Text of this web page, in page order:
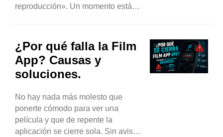
reproducción». Un momento estás
con un mensaje de error que impide
que el vídeo se cargue. La buena
noticia es...
¿Por qué falla la Film
App? Causas y
soluciones.
No hay nada más molesto que
ponerte cómodo para ver una
película y que de repente la
aplicación se cierre sola. Sin aviso,